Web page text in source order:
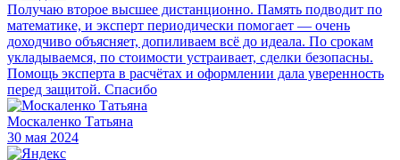
Получаю второе высшее дистанционно. Память подводит по
математике, и эксперт периодически помогает — очень
доходчиво объясняет, допиливаем всё до идеала. По срокам
укладываемся, по стоимости устраивает, сделки безопасны.
Помощь эксперта в расчётах и оформлении дала уверенность
перед защитой. Спасибо
Москаленко Татьяна
30 мая 2024